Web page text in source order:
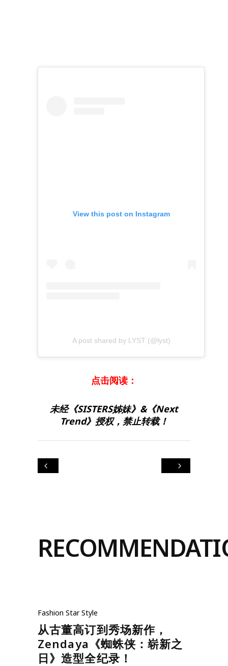
View this post on Instagram
A post shared by LYST (@lyst)
点击阅读：
未经《SISTERS姊妹》&《Next
Trend》授权，禁止转载！
Fashion Star Style
从古董高订到秀场新作，
Zendaya《蜘蛛侠：崭新之
日》造型全纪录！